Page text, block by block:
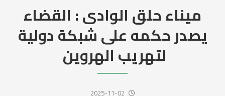
ميناء حلق الوادى : القضاء
يصدر حكمه على شبكة دولية
لتهريب الهروين
2025-11-02